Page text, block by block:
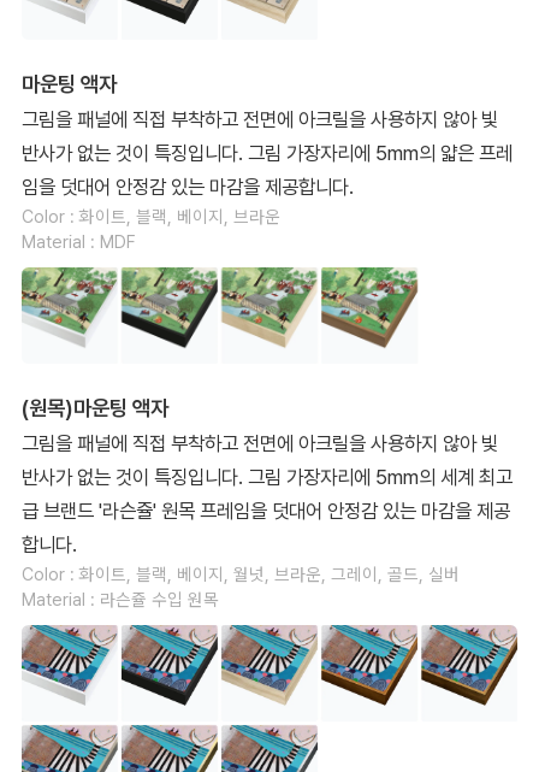
마운팅 액자
그림을 패널에 직접 부착하고 전면에 아크릴을 사용하지 않아 빛
반사가 없는 것이 특징입니다. 그림 가장자리에 5mm의 얇은 프레
임을 덧대어 안정감 있는 마감을 제공합니다.
Color : 화이트, 블랙, 베이지, 브라운
Material : MDF
(원목)마운팅 액자
그림을 패널에 직접 부착하고 전면에 아크릴을 사용하지 않아 빛
반사가 없는 것이 특징입니다. 그림 가장자리에 5mm의 세계 최고
급 브랜드 '라슨쥴' 원목 프레임을 덧대어 안정감 있는 마감을 제공
합니다.
Color : 화이트, 블랙, 베이지, 월넛, 브라운, 그레이, 골드, 실버
Material : 라슨쥴 수입 원목